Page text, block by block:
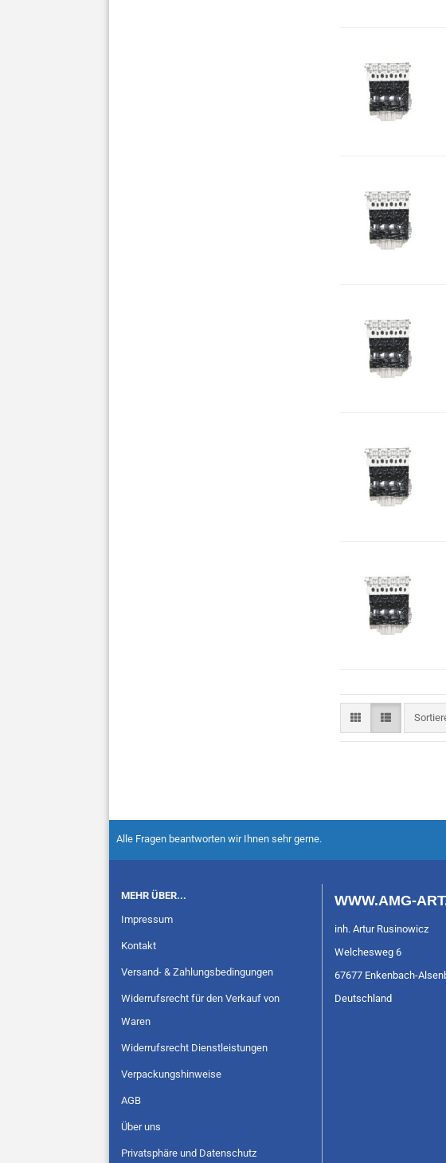
Alle Fragen beantworten wir Ihnen sehr gerne.
MEHR ÜBER...
Impressum
Kontakt
Versand- & Zahlungsbedingungen
Widerrufsrecht für den Verkauf von
Waren
Widerrufsrecht Dienstleistungen
Verpackungshinweise
AGB
Über uns
Privatsphäre und Datenschutz
WWW.AMG-
inh. Artur Rusinowicz
Welchesweg 6
67677 Enkenbach-
Deutschland